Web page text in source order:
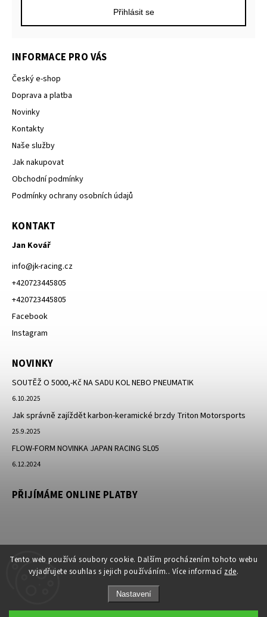
Tento web používá soubory cookie. Dalším procházením tohoto webu
vyjadřujete souhlas s jejich používáním.. Více informací zde.
Nastavení
INFORMACE PRO VÁS
Český e-shop
Doprava a platba
Novinky
Kontakty
Naše služby
Jak nakupovat
Obchodní podmínky
Podmínky ochrany osobních údajů
KONTAKT
Jan Kovář
info@jk-racing.cz
+420723445805
+420723445805
Facebook
Instagram
NOVINKY
SOUTĚŽ O 5000,-Kč NA SADU KOL NEBO PNEUMATIK
6.10.2025
Jak správně zajíždět karbon-keramické brzdy Triton Motorsports
25.9.2025
FLOW-FORM NOVINKA JAPAN RACING SL05
6.12.2024
PŘIJÍMÁME ONLINE PLATBY
Přihlásit se